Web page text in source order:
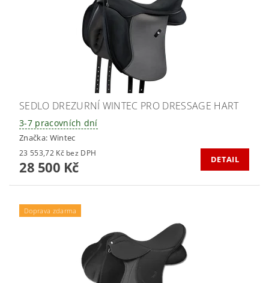
SEDLO DREZURNÍ WINTEC PRO DRESSAGE HART
3-7 pracovních dní
Značka: Wintec
23 553,72 Kč bez DPH
28 500 Kč DETAIL
Doprava zdarma